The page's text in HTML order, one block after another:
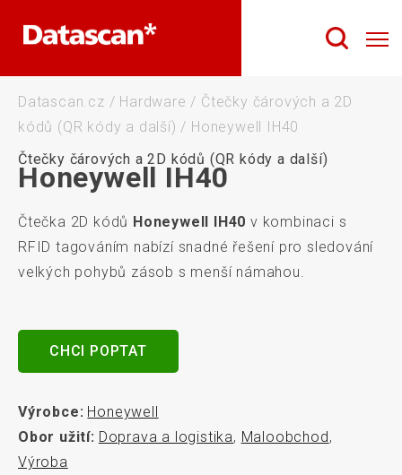
Datascan.cz / Hardware / Čtečky čárových a 2D
kódů (QR kódy a další) / Honeywell IH40
Čtečky čárových a 2D kódů (QR kódy a další)
Honeywell IH40
Čtečka 2D kódů Honeywell IH40 v kombinaci s
RFID tagováním nabízí snadné řešení pro sledování
velkých pohybů zásob s menší námahou.
CHCI POPTAT
Výrobce: Honeywell
Obor užití: Doprava a logistika, Maloobchod ,
Výroba